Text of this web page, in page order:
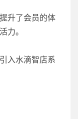
升了会员的体
力。
入水滴智店系